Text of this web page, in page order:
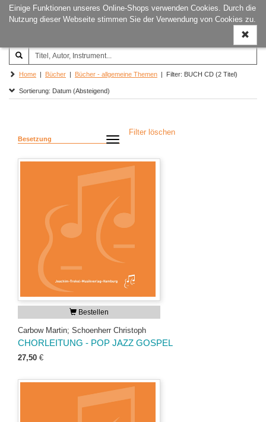
Einige Funktionen unseres Online-Shops verwenden Cookies. Durch die
Nutzung dieser Webseite stimmen Sie der Verwendung von Cookies zu.
ein-/
Joachim‐Trekel‐Musikverlag,
Hamburg
Home | Bücher | Bücher - allgemeine Themen | Filter: BUCH CD (2 Titel)
Sortierung: Datum (Absteigend)
Besetzung
Filter löschen
Bestellen
Carbow Martin; Schoenherr Christoph
CHORLEITUNG - POP JAZZ GOSPEL
27,50 €